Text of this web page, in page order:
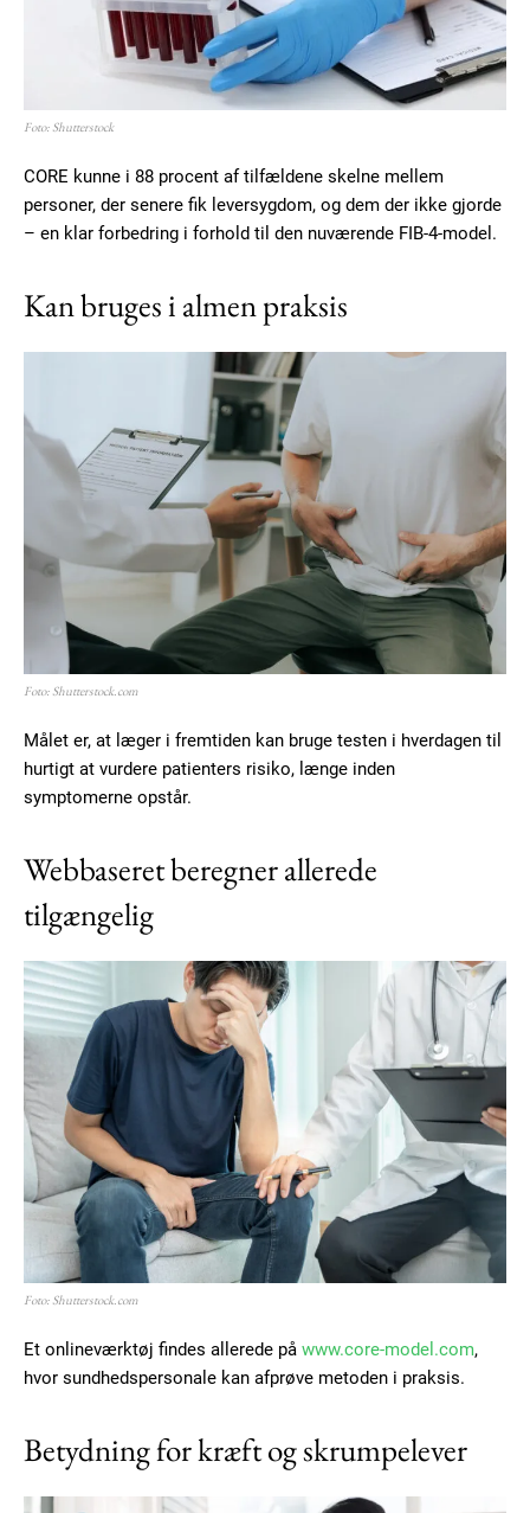
Subscription Plans
Free limited access
Gratis / forever
Etiam est nibh, lobortis sit
Ut mollis pellentesque tortor
Nullam eu erat condimentum
Donec quis est ac felis
Foto: Shutterstock
CORE kunne i 88 procent af tilfældene skelne mellem
personer, der senere fik leversygdom, og dem der ikke gjorde
– en klar forbedring i forhold til den nuværende FIB-4-model.
Kan bruges i almen praksis
Foto: Shutterstock.com
Målet er, at læger i fremtiden kan bruge testen i hverdagen til
hurtigt at vurdere patienters risiko, længe inden
symptomerne opstår.
Webbaseret beregner allerede
tilgængelig
Foto: Shutterstock.com
Et onlineværktøj findes allerede på www.core-model.com,
hvor sundhedspersonale kan afprøve metoden i praksis.
Betydning for kræft og skrumpelever